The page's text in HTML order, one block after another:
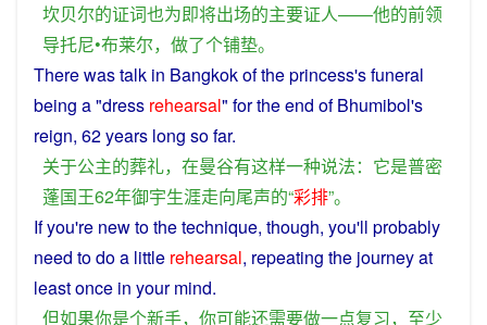
坎贝尔的证词也为即将出场的主要证人——他的前领
导托尼•布莱尔， 做了个铺垫。
Therewastalk in Bangkokof theprincess'sfuneral
being a"dress rehearsal" for theend of Bhumibol's
reign, 62 years long sofar.
关于公主的葬礼， 在曼谷有这样一种说法： 它是普密
蓬国王62年御宇生涯走向尾声的“彩排”。
Ifyou're newto the technique, though, you'll probably
need todoa little rehearsal, repeating the journeyat
leastonce in yourmind.
但如果你是个新手， 你可能还需要做一点复习， 至少